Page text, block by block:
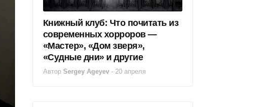
Книжный клуб: Что почитать из
современных хорроров —
«Мастер», «Дом зверя»,
«Судные дни» и другие
Автор Sergey Ageyev - 20 апреля